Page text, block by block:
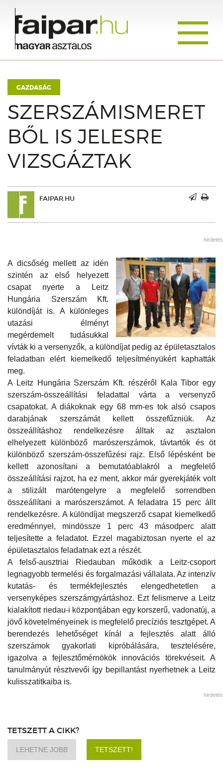
GAZDASÁG
SZERSZÁMISMERET
BŐL IS JELESRE
VIZSGÁZTAK
FAIPAR.HU
hirdetés
A dicsőség mellett az idén
szintén az első helyezett
csapat nyerte a Leitz
Hungária Szerszám Kft.
különdíját is. A különleges
utazási élményt
megérdemelt tudásukkal
vívták ki a versenyzők, a különdíjat pedig az épületasztalos
feladatban elért kiemelkedő teljesítményükért kaphatták
meg.
A Leitz Hungária Szerszám Kft. részéről Kala Tibor egy
szerszám-összeállítási feladattal várta a versenyző
csapatokat. A diákoknak egy 68 mm-es tok alsó csapos
darabjának szerszámát kellett összefűzniük. Az
összeállításhoz rendelkezésre álltak az asztalon
elhelyezett különböző marószerszámok, távtartók és öt
különböző szerszám-összefűzési rajz. Első lépésként be
kellett azonosítani a bemutatóablakról a megfelelő
összeállítási rajzot, ha ez ment, akkor már gyerekjáték volt
a stilizált marótengelyre a megfelelő sorrendben
összeállítani a marószerszámot. A feladatra 15 perc állt
rendelkezésre. A különdíjat megszerző csapat kiemelkedő
eredménnyel, mindössze 1 perc 43 másodperc alatt
teljesítette a feladatot. Ezzel magabiztosan nyerte el az
épületasztalos feladatnak ezt a részét.
A felső-ausztriai Riedauban működik a Leitz-csoport
legnagyobb termelési és forgalmazási vállalata. Az intenzív
kutatás- és termékfejlesztés elengedhetetlen a
versenyképes szerszámgyártáshoz. Ezt felismerve a Leitz
kialakított riedau-i központjában egy korszerű, vadonatúj, a
jövő követelményeinek is megfelelő precíziós tesztgépet. A
berendezés lehetőséget kínál a fejlesztés alatt álló
szerszámok gyakorlati kipróbálására, tesztelésére,
igazolva a fejlesztőmérnökök innovációs törekvéseit. A
tanulmányút résztvevői így bepillantást nyerhetnek a Leitz
kulisszatitkaiba is.
hirdetés
TETSZETT A CIKK?
LEHETNE JOBB TETSZETT!